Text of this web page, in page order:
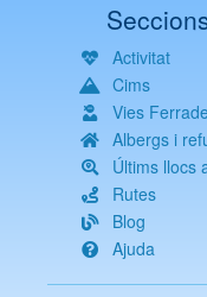
Activitat
Cims
Vies
Albergs i
Últims llocs
Rutes
Blog
Ajuda